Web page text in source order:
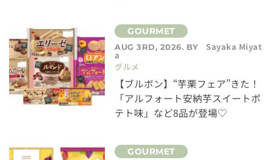
AUG 3RD, 2026. BY Sayaka Miyat
a
グルメ
【ブルボン】“芋栗フェア”きた！
「アルフォート安納芋スイートポ
テト味」など8品が登場♡